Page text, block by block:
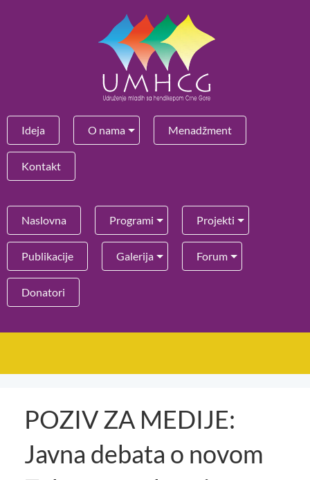
Ideja O nama Menadžment
Kontakt
Naslovna Programi Projekti
Publikacije Galerija Forum
Donatori
POZIV ZA MEDIJE:
Javna debata o novom